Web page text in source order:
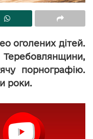
оголених дітей.
порнографію.
роки.